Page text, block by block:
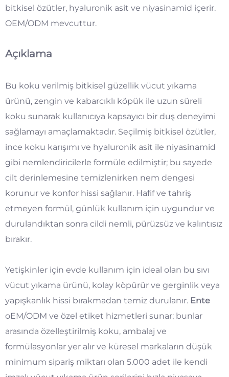
bitkisel özütler, hyaluronik asit ve niyasinamid içerir.
OEM/ODM mevcuttur.
Açıklama
Bu koku verilmiş bitkisel güzellik vücut yıkama
ürünü, zengin ve kabarcıklı köpük ile uzun süreli
koku sunarak kullanıcıya kapsayıcı bir duş deneyimi
sağlamayı amaçlamaktadır. Seçilmiş bitkisel özütler,
ince koku karışımı ve hyaluronik asit ile niyasinamid
gibi nemlendiricilerle formüle edilmiştir; bu sayede
cilt derinlemesine temizlenirken nem dengesi
korunur ve konfor hissi sağlanır. Hafif ve tahriş
etmeyen formül, günlük kullanım için uygundur ve
durulandıktan sonra cildi nemli, pürüzsüz ve kalıntısız
bırakır.
Yetişkinler için evde kullanım için ideal olan bu sıvı
vücut yıkama ürünü, kolay köpürür ve gerginlik veya
yapışkanlık hissi bırakmadan temiz durulanır. Ente
oEM/ODM ve özel etiket hizmetleri sunar; bunlar
arasında özelleştirilmiş koku, ambalaj ve
formülasyonlar yer alır ve küresel markaların düşük
minimum sipariş miktarı olan 5.000 adet ile kendi